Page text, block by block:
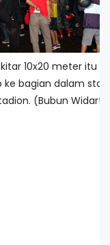
10x20 meter itu
bagian dalam
(Bubun